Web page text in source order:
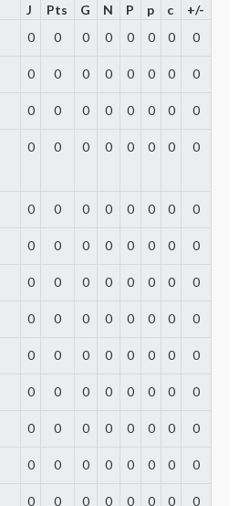
J Pts G N P p c
+/-
0 0 0 0 0 0 0 0
0 0 0 0 0 0 0 0
0 0 0 0 0 0 0 0
0 0 0 0 0 0 0 0
0 0 0 0 0 0 0 0
0 0 0 0 0 0 0 0
0 0 0 0 0 0 0 0
0 0 0 0 0 0 0 0
0 0 0 0 0 0 0 0
0 0 0 0 0 0 0 0
0 0 0 0 0 0 0 0
0 0 0 0 0 0 0 0
0 0 0 0 0 0 0 0